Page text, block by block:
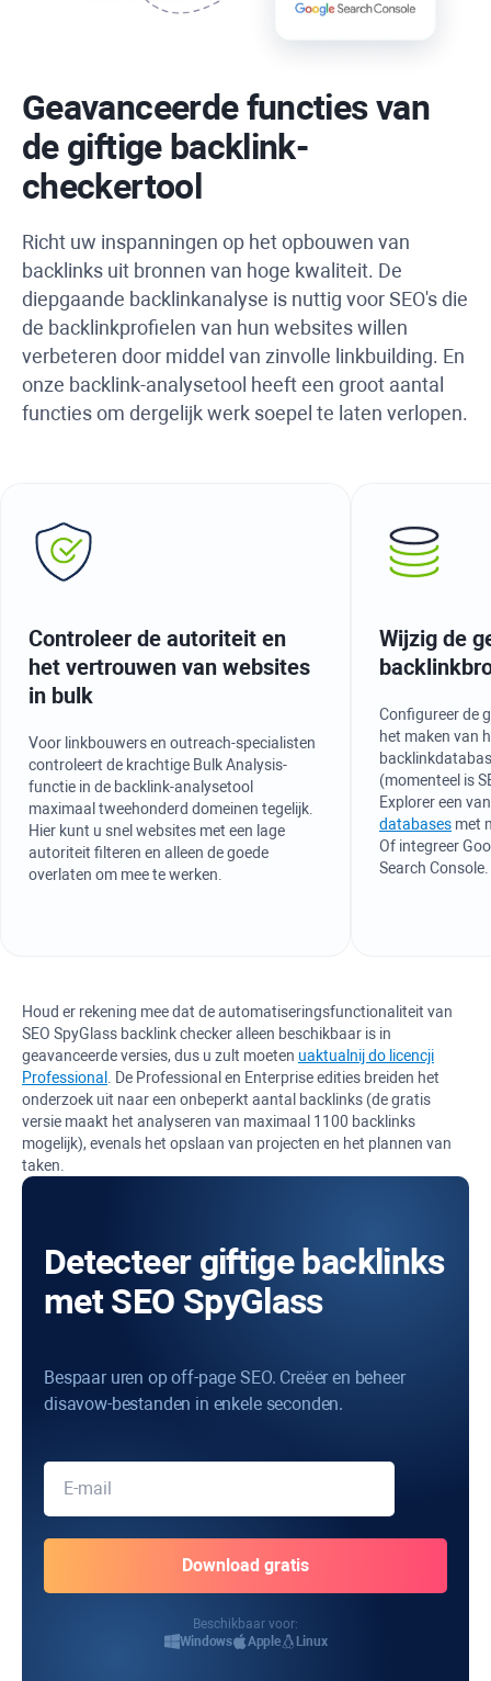
Geavanceerde functies van
de giftige backlink-
checkertool
Richt uw inspanningen op het opbouwen van
backlinks uit bronnen van hoge kwaliteit. De
diepgaande backlinkanalyse is nuttig voor SEO's die
de backlinkprofielen van hun websites willen
verbeteren door middel van zinvolle linkbuilding. En
onze backlink-analysetool heeft een groot aantal
functies om dergelijk werk soepel te laten verlopen.
Controleer de autoriteit en
het vertrouwen van websites
in bulk
Voor linkbouwers en outreach-specialisten
controleert de krachtige Bulk Analysis-
functie in de backlink-analysetool
maximaal tweehonderd domeinen tegelijk.
Hier kunt u snel websites met een lage
autoriteit filteren en alleen de goede
overlaten om mee te werken.
Wijzig de
Configureer de
het maken van
(momenteel is
Explorer een
databases met
Of integreer
Search Console.
Houd er rekening mee dat de automatiseringsfunctionaliteit van
SEO SpyGlass backlink checker alleen beschikbaar is in
geavanceerde versies, dus u zult moeten uaktualnij do licencji
Professional
. De Professional en Enterpriseedities breiden het
onderzoek uit naar een onbeperkt aantal backlinks (de gratis
versie maakt het analyseren van maximaal 1100 backlinks
mogelijk), evenals het opslaan van projecten en het plannen van
taken.
Detecteer giftige backlinks
met SEO SpyGlass
Bespaar uren op off-page SEO. Creëer en beheer
disavow-bestanden in enkele seconden.
Beschikbaar voor:
Windows
Apple Linux